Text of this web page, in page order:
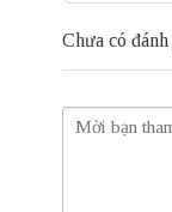
Chưa có